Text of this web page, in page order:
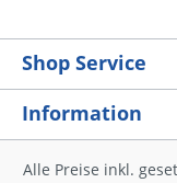
Shop Service
Information
Alle Preise inkl.